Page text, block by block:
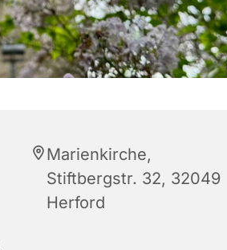
Marienkirche,
Stiftbergstr. 32, 32049
Herford